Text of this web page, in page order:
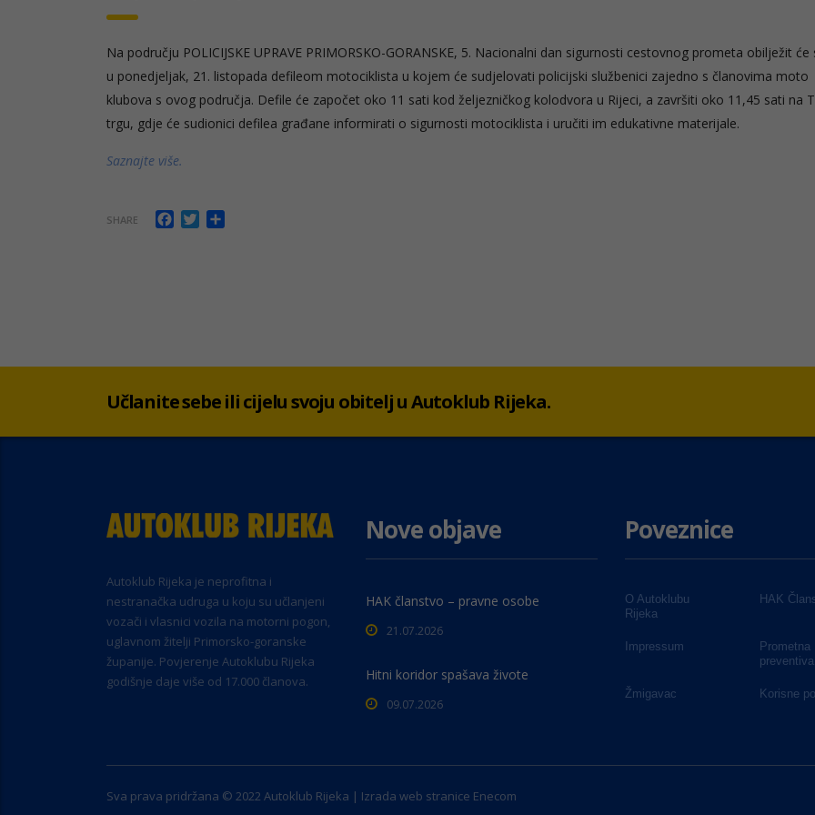
Na području POLICIJSKE UPRAVE PRIMORSKO-GORANSKE, 5. Nacionalni dan sigurnosti cestovnog prometa obilježit će
u ponedjeljak, 21. listopada defileom motociklista u kojem će sudjelovati policijski službenici zajedno s članovima moto
klubova s ovog područja. Defile će započet oko 11 sati kod željezničkog kolodvora u Rijeci, a završiti oko 11,45 sati na
trgu, gdje će sudionici defilea građane informirati o sigurnosti motociklista i uručiti im edukativne materijale.
Saznajte više.
SHARE Facebook
Twitter
Učlanite sebe ili cijelu svoju obitelj u Autoklub Rijeka.
Autoklub Rijeka je neprofitna i
nestranačka udruga u koju su učlanjeni
vozači i vlasnici vozila na motorni pogon,
uglavnom žitelji Primorsko-goranske
županije. Povjerenje Autoklubu Rijeka
godišnje daje više od 17.000 članova.
Nove objave
HAK članstvo – pravne osobe
21.07.2026
Hitni koridor spašava živote
09.07.2026
Poveznice
O Autoklubu
Rijeka
HAK
Impressum
Prometna
preventiva
Žmigavac Korisne
Sva prava pridržana © 2022 Autoklub Rijeka | Izrada web stranice Enecom